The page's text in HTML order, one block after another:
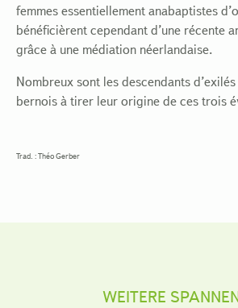
femmes essentiellement anabaptistes
bénéficièrent cependant d’une récente
grâce à une médiation néerlandaise.
Nombreux sont les descendants
bernois à tirer leur origine de ces trois
Trad. : Théo Gerber
WEITERE